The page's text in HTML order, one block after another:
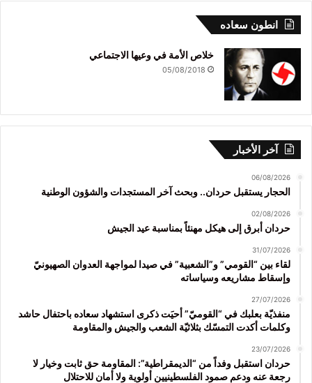
انطون سعاده
خلاص الأمة في وعيها الاجتماعي
05/08/2018
آخر الأخبار
06/08/2026
الحجار يستقبل حردان.. وبحث آخر المستجدات والشؤون الوطنية
02/08/2026
حردان أبرق إلى هيكل مهنئاً بمناسبة عيد الجيش
31/07/2026
لقاء بين “القومي” و”الشعبية” في صيدا لمواجهة العدوان الصهيونيّ
وإسقاط مشاريعه وسياساته
27/07/2026
منفذيّة بعلبك في “القوميّ” أحيَت ذكرى استشهاد سعاده باحتفال حاشد
وكلمات أكدت التمسّك بثلاثيّة الشعب والجيش والمقاومة
23/07/2026
حردان استقبل وفداً من “الديمقراطية”: المقاومة حق ثابت وخيار لا
رجعة عنه ودعم صمود الفلسطينيين أولوية ولا أمان للاحتلال